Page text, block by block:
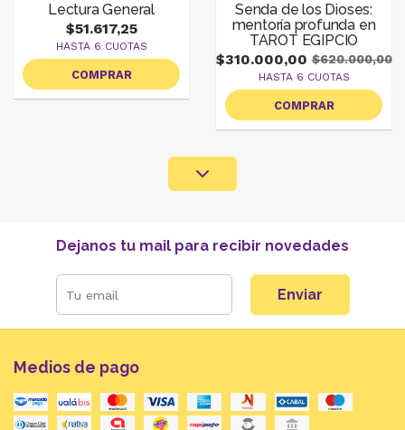
Lectura General
$51.617,25
HASTA 6 CUOTAS
COMPRAR
Senda de los Dioses:
mentoría profunda en
TAROT EGIPCIO
$310.000,00 $620.000,00
HASTA 6 CUOTAS
COMPRAR
Dejanos tu mail para recibir novedades
Enviar
Medios de pago